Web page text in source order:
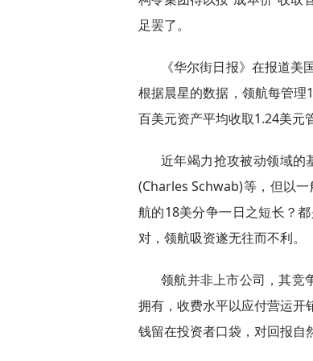
足罢了。
《华尔街日报》在报道美
根据晨星的数据，领航每管
百美元资产平均收取1.24美元
近年竭力抢攻被动领域的
(Charles Schwab)等，但以
航的18美分争一日之短长？
对，领航吸资遂无往而不利。
领航并非上市公司，其竞
拥有，收费水平以应付营运开
钱留在投资者口袋，对回报自